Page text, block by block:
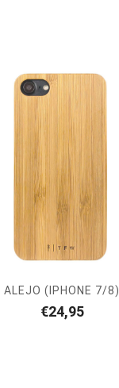
ALEJO (IPHONE 7/8)
€24,95